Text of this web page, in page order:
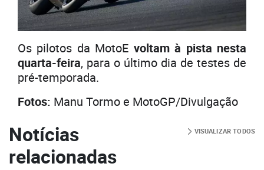
Os pilotos da MotoE voltam à pista nesta
quarta-feira, para o último dia de testes de
pré-temporada.
Fotos: Manu Tormo e MotoGP/Divulgação
Notícias
relacionadas
VISUALIZAR TODOS